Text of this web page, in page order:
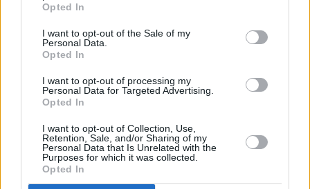
rechazar tal procesamiento. Sus preferencias se aplicarán
cualquier momento entrando de nuevo en este sitio web o
visitando nuestra política de privacidad.
Opted In
I want to opt-out of the Sale of my
Personal Data.
Opted In
I want to opt-out of processing my
Personal Data for Targeted Advertising.
Opted In
I want to opt-out of Collection, Use,
Retention, Sale, and/or Sharing of my
Personal Data that Is Unrelated with the
Purposes for which it was collected.
Opted In